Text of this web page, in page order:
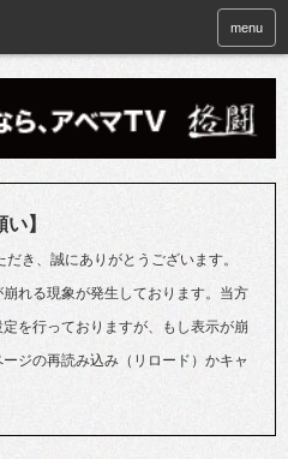
menu
】
き、誠にありがとうございます。
れる現象が発生しております。当方
を行っておりますが、もし表示が崩
ジの再読み込み（リロード）かキャ